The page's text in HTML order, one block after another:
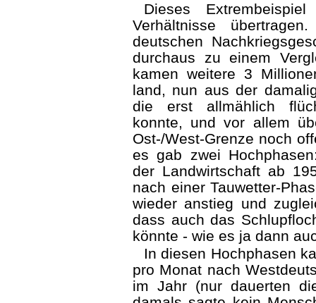
Dieses
Verhältnisse
deutschen
durchaus zu einem
kamen weitere 3
land, nun aus der
die erst allmählich
konnte, und vor allem
Ost-/West-Grenze noch
es gab zwei
der Landwirtschaft ab
nach einer Tauwetter-
wieder anstieg und
dass auch das
könnte - wie es ja dann
In diesen Hochphasen
pro Monat nach
im Jahr (nur dauerten